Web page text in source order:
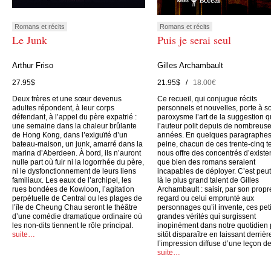
Romans et récits
Le Junk
Arthur Friso
27.95$
Deux frères et une sœur devenus
adultes répondent, à leur corps
défendant, à l’appel du père expatrié :
une semaine dans la chaleur brûlante
de Hong Kong, dans l’exiguïté d’un
bateau-maison, un junk, amarré dans la
marina d’Aberdeen. À bord, ils n’auront
nulle part où fuir ni la logorrhée du père,
ni le dysfonctionnement de leurs liens
familiaux. Les eaux de l’archipel, les
rues bondées de Kowloon, l’agitation
perpétuelle de Central ou les plages de
l’île de Cheung Chau seront le théâtre
d’une comédie dramatique ordinaire où
les non-dits tiennent le rôle principal.
suite…
Romans et récits
Puis je serai seul
Gilles Archambault
21.95$ /18.00€
Ce recueil, qui conjugue récits
personnels et nouvelles, porte à
paroxysme l’art de la suggestion
l’auteur polit depuis de
années. En quelques
peine, chacun de ces trente-cinq
nous offre des concentrés
que bien des romans seraient
incapables de déployer. C’est
là le plus grand talent de Gilles
Archambault : saisir, par son
regard ou celui emprunté aux
personnages qu’il invente, ces
grandes vérités qui surgissent
inopinément dans notre quotidien
sitôt disparaître en laissant
l’impression diffuse d’une leçon
suite…